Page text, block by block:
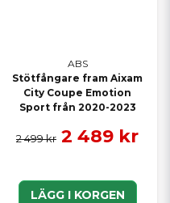
ABS
Stötfångare fram Aixam
City Coupe Emotion
Sport från 2020-2023
2 499 kr 2 489 kr
LÄGG I KORGEN